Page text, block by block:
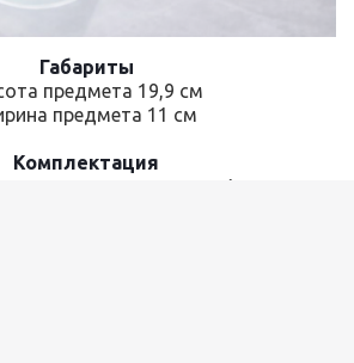
Габариты
предмета 19,9 см
предмета 11 см
Комплектация
моющего средства – 1 шт.